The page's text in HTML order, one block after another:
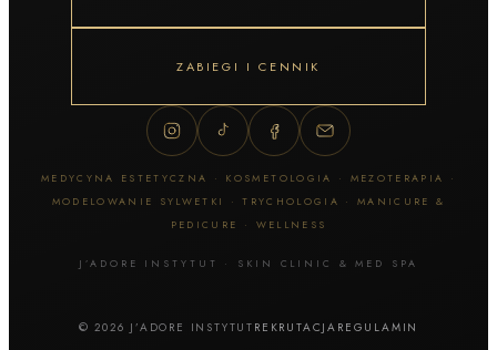
ZABIEGI I CENNIK
MEDYCYNA ESTETYCZNA · KOSMETOLOGIA · MEZOTERAPIA ·
MODELOWANIE SYLWETKI · TRYCHOLOGIA · MANICURE &
PEDICURE · WELLNESS
J’ADORE INSTYTUT · SKIN CLINIC & MED SPA
© 2026 J’ADORE INSTYTUT REKRUTACJA REGULAMIN